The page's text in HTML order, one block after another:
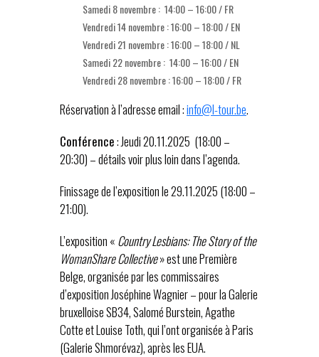
Samedi 8 novembre : 14:00 – 16:00 / FR
Vendredi 14 novembre : 16:00 – 18:00 / EN
Vendredi 21 novembre : 16:00 – 18:00 / NL
Samedi 22 novembre : 14:00 – 16:00 / EN
Vendredi 28 novembre : 16:00 – 18:00 / FR
Réservation à l’adresse email :info@l-tour.be.
Conférence: Jeudi 20.11.2025 (18:00 –
20:30) – détails voir plus loin dans l’agenda.
Finissage de l’exposition le 29.11.2025 (18:00 –
21:00).
L’exposition « Country Lesbians: The Story of the
WomanShare Collective» est une Première
Belge, organisée par les commissaires
d’exposition Joséphine Wagnier – pour la Galerie
bruxelloise SB34, Salomé Burstein, Agathe
Cotte et Louise Toth, qui l’ont organisée à Paris
(Galerie Shmorévaz), après les EUA.